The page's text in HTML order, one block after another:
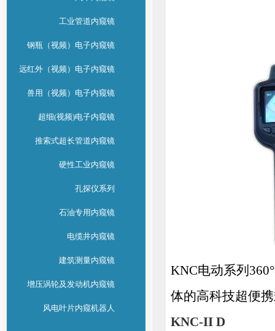
工业管道内窥镜
钢瓶（视频）电子内窥镜
远红外（视频）电子内窥镜
兽用（视频）电子内窥镜
超细(视频)电子内窥镜
推索式超长管道内窥镜
硬性工业内窥镜
孔探仪系列
石油专用内窥镜
电缆井内窥镜
建筑测量内窥镜
增压涡轮及发动机内窥镜
风电叶片内窥机器人
KNC电动系列 360
体的高科技超便
KNC-II D